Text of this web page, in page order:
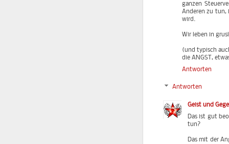
ganzen
Anderen zu tun,
wird.
Wir leben in
(und typisch
die ANGST,
Antworten
Antworten
Geist und
Das ist gut
tun?
Das mit der